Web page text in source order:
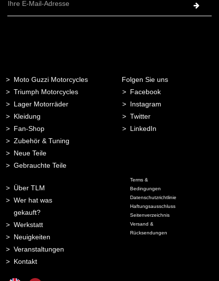
Moto Guzzi Motorcycles
Triumph Motorcycles
Lager Motorräder
Kleidung
Fan-Shop
Zubehör & Tuning
Neue Teile
Gebrauchte Teile
Über TLM
Wer hat was
gekauft?
Werkstatt
Neuigkeiten
Veranstaltungen
Kontakt
Folgen Sie uns
Facebook
Instagram
Twitter
LinkedIn
Terms &
Bedingungen
Datenschutzrichtlinie
Haftungsausschluss
Seitenverzeichnis
Versand &
Rücksendungen